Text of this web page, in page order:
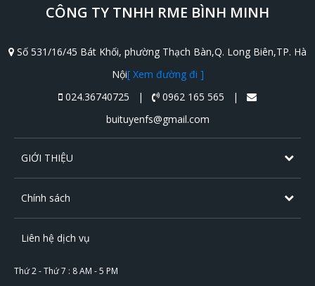
CÔNG TY TNHH RME BÌNH MINH
Số 531/16/45 Bát Khối, phường Thạch Bàn,Q. Long Biên,TP. Hà
Nội[ Xem đường đi ]
024.36740725 |
0962 165 565 |
buituyenfs@gmail.com
GIỚI THIỆU
Chính sách
Liên hệ dịch vụ
Thứ 2 - Thứ 7 : 8 AM - 5 PM